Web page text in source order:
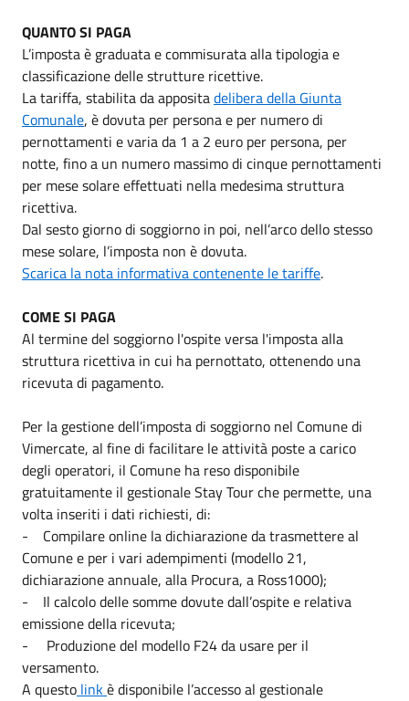
QUANTO SI PAGA
L’imposta è graduata e commisurata alla tipologia e
classificazione delle strutture ricettive.
La tariffa, stabilita da appositadelibera della Giunta
Comunale, è dovuta per persona e per numero di
pernottamenti e varia da 1 a 2 euro per persona, per
notte, fino a un numero massimo di cinque pernottamenti
per mese solare effettuati nella medesima struttura
ricettiva.
Dal sesto giorno di soggiorno in poi, nell’arco dello stesso
mese solare, l’imposta non è dovuta.
Scarica la nota informativa contenente le tariffe.
COME SI PAGA
Al termine del soggiorno l'ospite versa l'imposta alla
struttura ricettiva in cui ha pernottato, ottenendo una
ricevuta di pagamento.
Per la gestione dell’imposta di soggiorno nel Comune di
Vimercate, al fine di facilitare le attività poste a carico
degli operatori, il Comune ha reso disponibile
gratuitamente il gestionale Stay Tour che permette, una
volta inseriti i dati richiesti, di:
- Compilare online la dichiarazione da trasmettere al
Comune e per i vari adempimenti (modello 21,
dichiarazione annuale, alla Procura, a Ross1000);
- Il calcolo delle somme dovute dall’ospite e relativa
emissione della ricevuta;
- Produzione del modello F24 da usare per il
versamento.
A questo linkè disponibile l’accesso al gestionale